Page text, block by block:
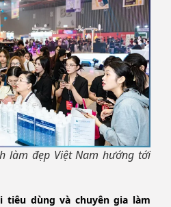
làm đẹp Việt Nam hướng tới
tiêu dùng và chuyên gia làm